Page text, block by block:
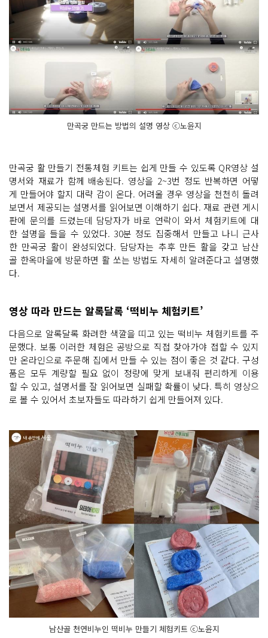
만곡궁 만드는 방법의 설명 영상 ⓒ노윤지
만곡궁 활 만들기 전통체험 키트는 쉽게 만들 수 있도록 QR영상 설
명서와 재료가 함께 배송된다. 영상을 2~3번 정도 반복하면 어떻
게 만들어야 할지 대략 감이 온다. 어려울 경우 영상을 천천히 돌려
보면서 제공되는 설명서를 읽어보면 이해하기 쉽다. 재료 관련 게시
판에 문의를 드렸는데 담당자가 바로 연락이 와서 체험키트에 대
한 설명을 들을 수 있었다. 30분 정도 집중해서 만들고 나니 근사
한 만곡궁 활이 완성되었다. 담당자는 추후 만든 활을 갖고 남산
골 한옥마을에 방문하면 활 쏘는 방법도 자세히 알려준다고 설명했
다.
영상 따라 만드는 알록달록 ‘떡비누 체험키트’
다음으로 알록달록 화려한 색깔을 띠고 있는 떡비누 체험키트를 주
문했다. 보통 이러한 체험은 공방으로 직접 찾아가야 접할 수 있지
만 온라인으로 주문해 집에서 만들 수 있는 점이 좋은 것 같다. 구성
품은 모두 계량할 필요 없이 정량에 맞게 보내줘 편리하게 이용
할 수 있고, 설명서를 잘 읽어보면 실패할 확률이 낮다. 특히 영상으
로 볼 수 있어서 초보자들도 따라하기 쉽게 만들어져 있다.
남산골 천연비누인 떡비누 만들기 체험키트 ⓒ노윤지